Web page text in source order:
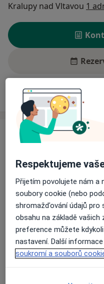
Kralupy nad Vltavou 1
Zkušenosti Ceník
Zkušenosti
Jmenuji se Lucie
pocházím z Kralup nad
dosplého života jsem
následně přestěhovala
do Švýcarska.
Vystudovala jsem
aktuálně pracuji jako
VíceO mně
Hlavní léčená onemocnění
Respektujeme
Přijetím povolujete nám a
soubory cookie (nebo
shromažďování údajů
obsahu na základě vašich
preference můžete
nastavení. Další
soukromí a souborů